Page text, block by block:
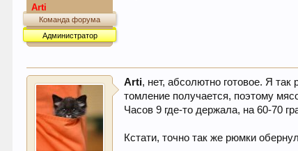
Arti
Команда форума
Администратор
Arti, нет, абсолютно готовое. Я
томление получается, поэтому
Часов 9 где-то держала, на 60-70
Кстати, точно так же рюмки